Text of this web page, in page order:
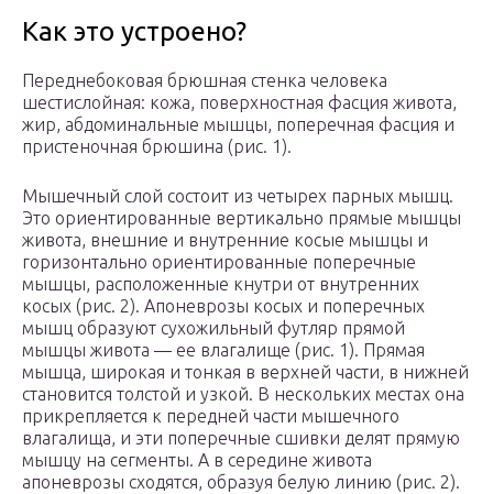
Как это устроено?
Переднебоковая брюшная стенка человека
шестислойная: кожа, поверхностная фасция живота,
жир, абдоминальные мышцы, поперечная фасция и
пристеночная брюшина (рис. 1).
Мышечный слой состоит из четырех парных мышц.
Это ориентированные вертикально прямые мышцы
живота, внешние и внутренние косые мышцы и
горизонтально ориентированные поперечные
мышцы, расположенные кнутри от внутренних
косых (рис. 2). Апоневрозы косых и поперечных
мышц образуют сухожильный футляр прямой
мышцы живота — ее влагалище (рис. 1). Прямая
мышца, широкая и тонкая в верхней части, в нижней
становится толстой и узкой. В нескольких местах она
прикрепляется к передней части мышечного
влагалища, и эти поперечные сшивки делят прямую
мышцу на сегменты. А в середине живота
апоневрозы сходятся, образуя белую линию (рис. 2).